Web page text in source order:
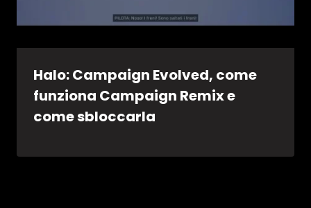
Halo: Campaign Evolved, come
funziona Campaign Remix e
come sbloccarla